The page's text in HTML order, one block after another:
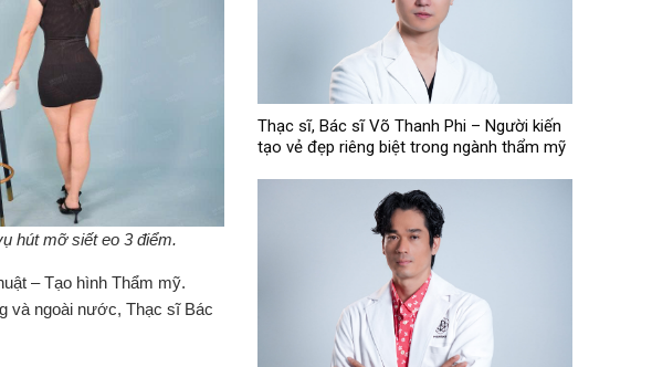
hút mỡ siết eo 3 điểm.
– Tạo hình Thẩm mỹ.
và ngoài nước, Thạc sĩ Bác
Thạc sĩ, Bác sĩ Võ Thanh Phi – Người kiến
tạo vẻ đẹp riêng biệt trong ngành thẩm mỹ